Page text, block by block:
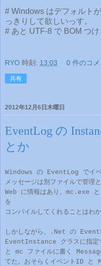
# Windows はデフォルト
っきりして欲しいっす。
# あと UTF-8 で BOM つ
RYO 時刻: 13:03 0 件のコ
共有
2012年12月6日木曜日
EventLog の
とか
Windows の EventLog でイ
メッセージは別ファイルで管理
Web に情報はあり、mc.exe
を
コンパイルしてくれることはわか
しかしながら、. Net の Eve
EventInstance クラスに指定
と
mc ファイルに書く
てた。 おそらく イベント ID と